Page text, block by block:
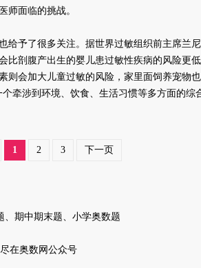
师面临的挑战。
予了很多关注。据世界过敏组织前主席兰尼
比剖腹产出生的婴儿患过敏性疾病的风险更
则会加大儿童过敏的风险，家里面饲养宠物
牵涉到环境、饮食、生活习惯等多方面的综
1 2 3 下一页
、期中期末题、小学奥数题
尽在奥数网公众号